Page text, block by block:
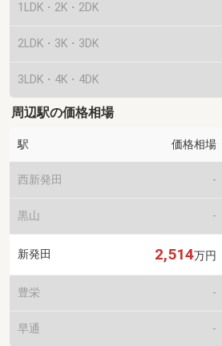
1LDK・2K・2DK
2LDK・3K・3DK
3LDK・4K・4DK
周辺駅の価格相場
駅 価格相場
西新発田 -
黒山 -
新発田 2,514万円
豊栄 -
早通 -